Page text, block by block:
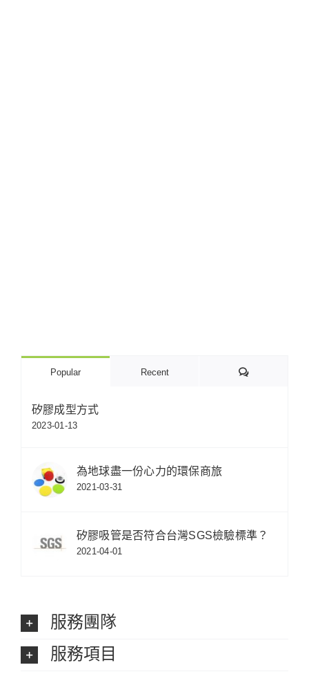
Popular Recent Comments
矽膠成型方式
2023-01-13
為地球盡一份心力的環保商旅
2021-03-31
矽膠吸管是否符合台灣SGS檢驗標準？
2021-04-01
服務團隊
服務項目